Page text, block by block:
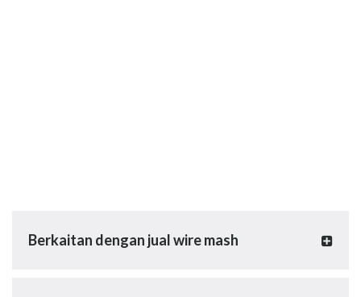
Berkaitan dengan jual wire mash